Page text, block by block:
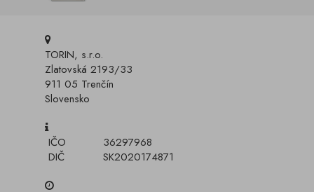
TORIN, s.r.o.
Zlatovská 2193/33
911 05 Trenčín
Slovensko
IČO
36297968
DIČ
SK2020174871